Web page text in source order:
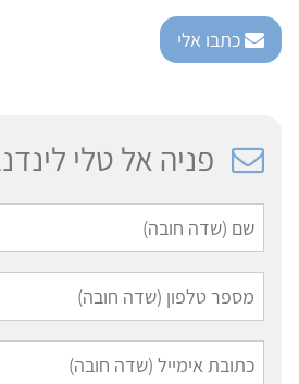
כתבו אלי
פניה אל טלי